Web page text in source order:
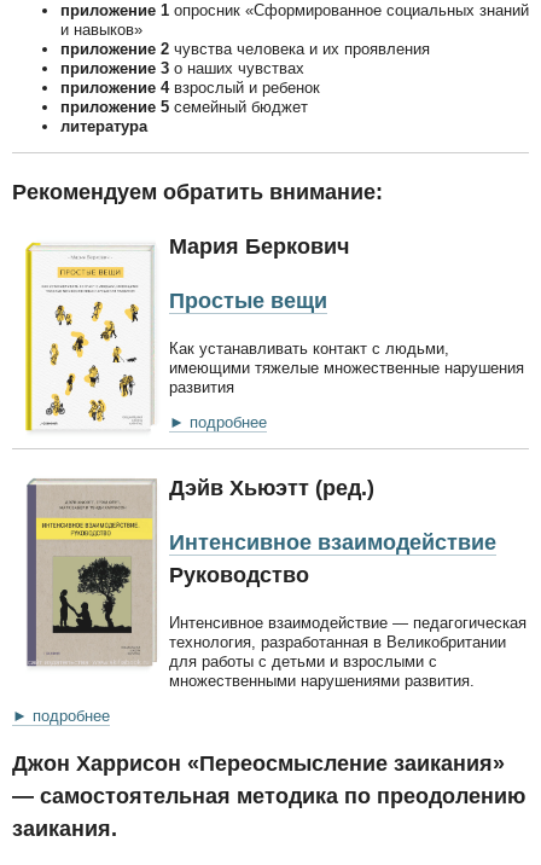
приложение 1 опросник «Сформированное социальных знаний
и навыков»
приложение 2 чувства человека и их проявления
приложение 3 о наших чувствах
приложение 4взрослый и ребенок
приложение 5 семейный бюджет
литература
Рекомендуем обратить внимание:
Мария Беркович
Простые вещи
Как устанавливать контакт с людьми,
имеющими тяжелые множественные нарушения
развития
► подробнее
Дэйв Хьюэтт (ред.)
Интенсивное взаимодействие
Руководство
Интенсивное взаимодействие — педагогическая
технология, разработанная в Великобритании
для работы с детьми и взрослыми с
множественными нарушениями развития.
► подробнее
Джон Харрисон «Переосмысление заикания»
— самостоятельная методика по преодолению
заикания.